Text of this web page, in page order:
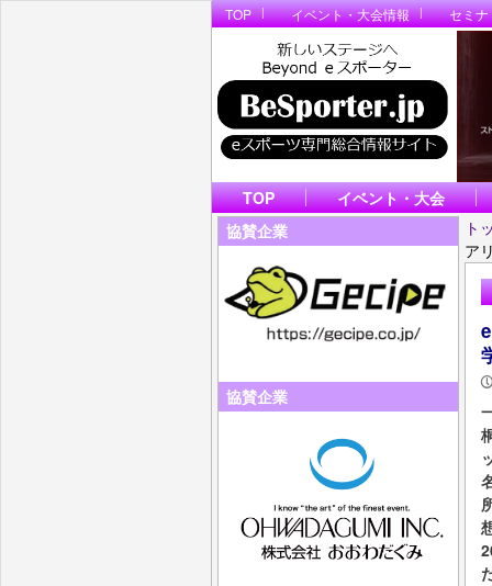
TOP イベント・大会情報 セミ
TOP
イベント・大会
協賛企業
協賛企業
ト
ア
P